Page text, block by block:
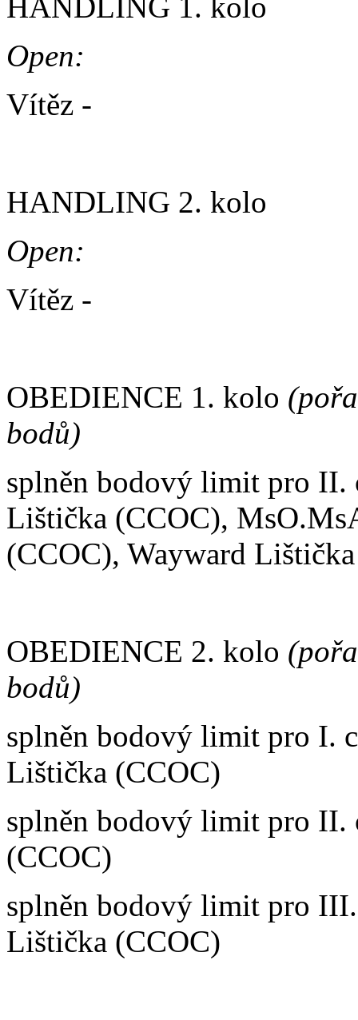
Open:
Vítěz -
HANDLING 2. kolo
Open:
Vítěz -
OBEDIENCE 1. kolo
bodů)
splněn bodový limit pro II.
Lištička (CCOC),
(CCOC), Wayward
OBEDIENCE 2. kolo
bodů)
splněn bodový limit pro I.
Lištička (CCOC)
splněn bodový limit pro II.
(CCOC)
splněn bodový limit pro
Lištička (CCOC)